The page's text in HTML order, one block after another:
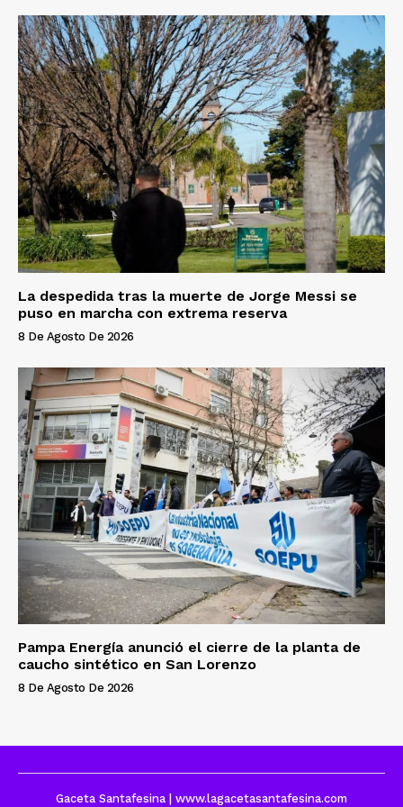
La despedida tras la muerte de Jorge Messi se
puso en marcha con extrema reserva
8 De Agosto De 2026
Pampa Energía anunció el cierre de la planta de
caucho sintético en San Lorenzo
8 De Agosto De 2026
Gaceta Santafesina | www.lagacetasantafesina.com